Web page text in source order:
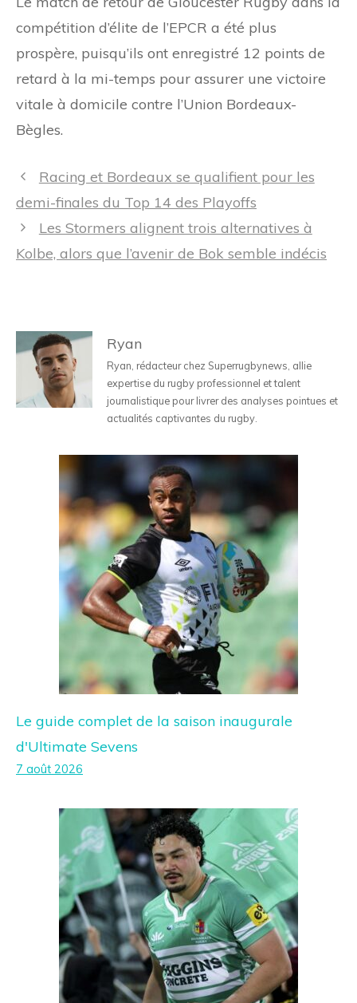
compétition d’élite de l’EPCR a été plus
prospère, puisqu’ils ont enregistré 12 points de
retard à la mi-temps pour assurer une victoire
vitale à domicile contre l’Union Bordeaux-
Bègles.
Navigation
des
Racing et Bordeaux se qualifient pour les
demi-finales du Top 14 des Playoffs
Les Stormers alignent trois alternatives à
Kolbe, alors que l’avenir de Bok semble indécis
Ryan
Ryan, rédacteur chez Superrugbynews, allie
expertise du rugby professionnel et talent
journalistique pour livrer des analyses pointues et
actualités captivantes du rugby.
Le guide complet de la saison inaugurale
d'Ultimate Sevens
7 août 2026